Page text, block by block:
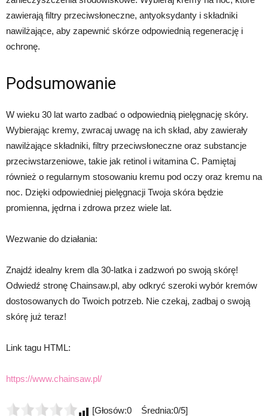
zawierają filtry przeciwsłoneczne, antyoksydanty i składniki
nawilżające, aby zapewnić skórze odpowiednią regenerację i
ochronę.
Podsumowanie
W wieku 30 lat warto zadbać o odpowiednią pielęgnację skóry.
Wybierając kremy, zwracaj uwagę na ich skład, aby zawierały
nawilżające składniki, filtry przeciwsłoneczne oraz substancje
przeciwstarzeniowe, takie jak retinol i witamina C. Pamiętaj
również o regularnym stosowaniu kremu pod oczy oraz kremu na
noc. Dzięki odpowiedniej pielęgnacji Twoja skóra będzie
promienna, jędrna i zdrowa przez wiele lat.
Wezwanie do działania:
Znajdź idealny krem dla 30-latka i zadzwoń po swoją skórę!
Odwiedź stronę Chainsaw.pl, aby odkryć szeroki wybór kremów
dostosowanych do Twoich potrzeb. Nie czekaj, zadbaj o swoją
skórę już teraz!
Link tagu HTML:
https://www.chainsaw.pl/
[Głosów:0 Średnia:0/5]